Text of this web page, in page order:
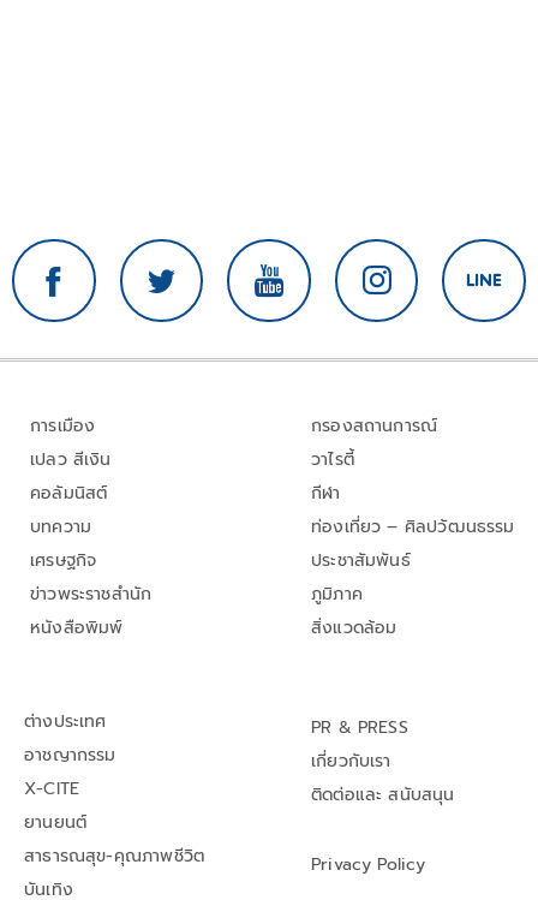
การเมือง
เปลว สีเงิน
คอลัมนิสต์
บทความ
เศรษฐกิจ
ข่าวพระราชสำนัก
หนังสือพิมพ์
กรองสถานการณ์
วาไรตี้
กีฬา
ท่องเที่ยว – ศิลปวัฒนธรรม
ประชาสัมพันธ์
ภูมิภาค
สิ่งแวดล้อม
ต่างประเทศ
อาชญากรรม
X-CITE
ยานยนต์
สาธารณสุข-คุณภาพชีวิต
บันเทิง
PR & PRESS
เกี่ยวกับเรา
ติดต่อและ สนับสนุน
Privacy Policy